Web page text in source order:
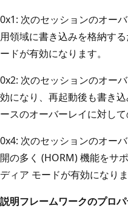
0x1: 次のセッションのオー
用領域に書き込みを格納す
ードが有効になります。
0x2: 次のセッションのオー
効になり、再起動後も書き
ースのオーバーレイに対して
0x4: 次のセッションのオー
開の多く (HORM) 機能をサ
ディア モードが有効になりま
説明フレームワークのプロパ